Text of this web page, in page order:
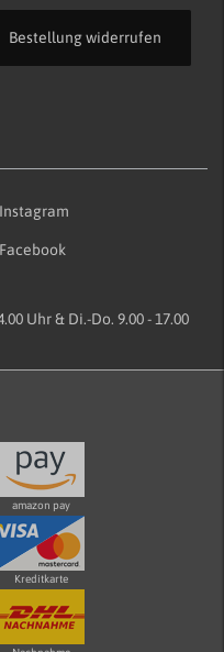
Bestellung widerrufen
Instagram
Facebook
Uhr & Di.-Do. 9.00 - 17.00
amazon pay
Kreditkarte